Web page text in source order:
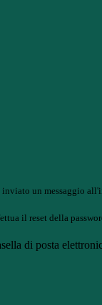
inviato un messaggio
il reset della
di posta